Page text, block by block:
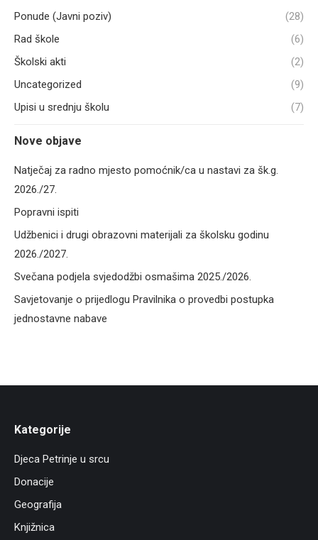
Ponude (Javni poziv)
(28)
Rad škole
(6)
Školski akti
(2)
Uncategorized
(9)
Upisi u srednju školu
(7)
Nove objave
Natječaj za radno mjesto pomoćnik/ca u nastavi za šk.g.
2026./27.
Popravni ispiti
Udžbenici i drugi obrazovni materijali za školsku godinu
2026./2027.
Svečana podjela svjedodžbi osmašima 2025./2026.
Savjetovanje o prijedlogu Pravilnika o provedbi postupka
jednostavne nabave
Kategorije
Djeca Petrinje u srcu
Donacije
Geografija
Knjižnica